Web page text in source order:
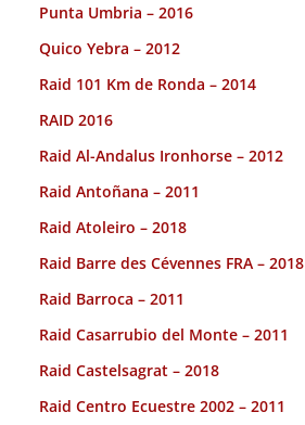
Punta Umbria – 2016
Quico Yebra – 2012
Raid 101 Km de Ronda – 2014
RAID 2016
Raid Al-Andalus Ironhorse – 2012
Raid Antoñana – 2011
Raid Atoleiro – 2018
Raid Barre des Cévennes FRA – 2018
Raid Barroca – 2011
Raid Casarrubio del Monte – 2011
Raid Castelsagrat – 2018
Raid Centro Ecuestre 2002 – 2011